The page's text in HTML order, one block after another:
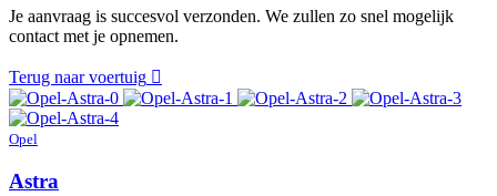
Je aanvraag is succesvol verzonden. We zullen zo snel mogelijk
contact met je opnemen.
Terug naar voertuig
Opel
Astra